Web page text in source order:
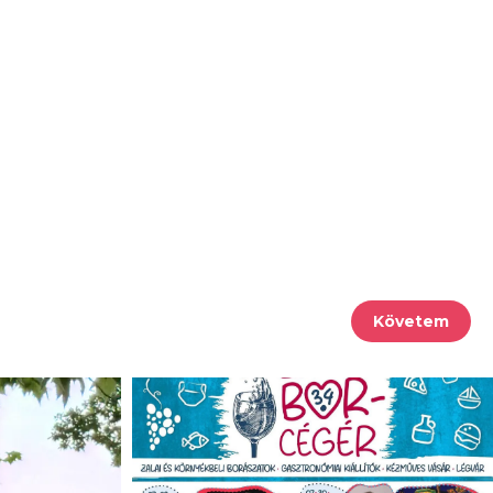
Követem